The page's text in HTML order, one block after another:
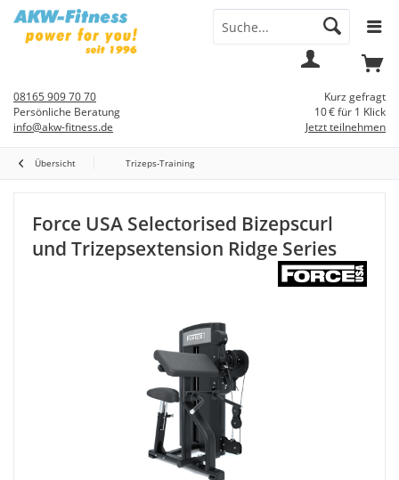
Kurz gefragt
10 € für 1 Klick
Jetzt teilnehmen
08165 909 70 70
Persönliche Beratung
info@akw-fitness.de
Übersicht Trizeps-Training
Force USA Selectorised Bizepscurl
und Trizepsextension Ridge Series